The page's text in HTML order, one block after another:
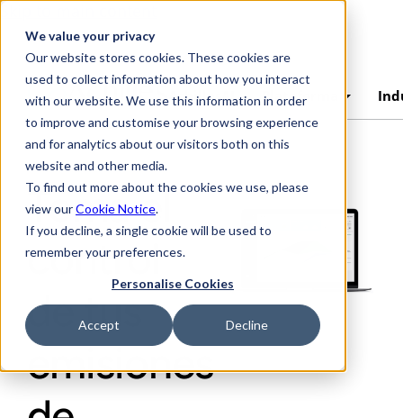
We value your privacy
Our website stores cookies. These cookies are
used to collect information about how you interact
with our website. We use this information in order
to improve and customise your browsing experience
and for analytics about our visitors both on this
website and other media.
To find out more about the cookies we use, please
view ourCookie Notice.
If you decline, a single cookie will be used to
remember your preferences.
Personalise Cookies
Accept Decline
AchillesAI Plataforma
Toma el
control
de tus
emisiones